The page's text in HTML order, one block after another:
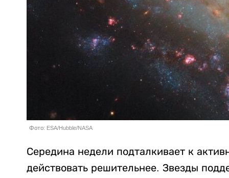
Фото: ESA/Hubble/NASA
Середина недели подталкивает к
действовать решительнее. Звезды